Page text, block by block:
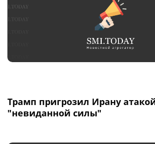
Трамп пригрозил Ирану
"невиданной силы"